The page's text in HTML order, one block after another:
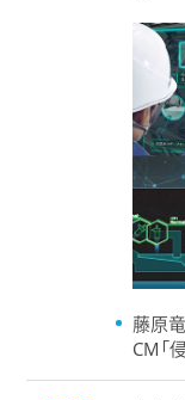
藤原
CM「